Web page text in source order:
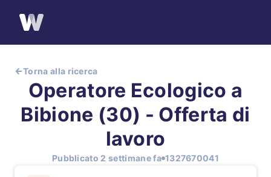
Torna alla ricerca
Operatore Ecologico a
Bibione (30) - Offerta di
lavoro
Pubblicato 2 settimane fa 1327670041